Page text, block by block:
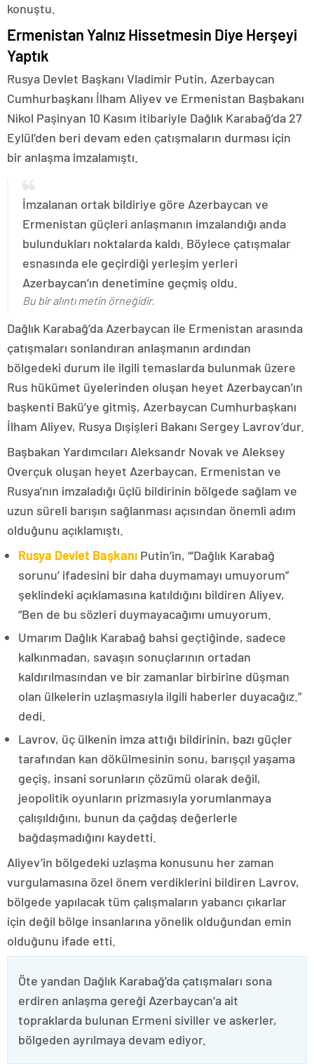
konuştu.
Ermenistan Yalnız Hissetmesin Diye Herşeyi
Yaptık
Rusya Devlet Başkanı Vladimir Putin, Azerbaycan
Cumhurbaşkanı İlham Aliyev ve Ermenistan Başbakanı
Nikol Paşinyan 10 Kasım itibariyle Dağlık Karabağ’da 27
Eylül’den beri devam eden çatışmaların durması için
bir anlaşma imzalamıştı.
İmzalanan ortak bildiriye göre Azerbaycan ve
Ermenistan güçleri anlaşmanın imzalandığı anda
bulundukları noktalarda kaldı. Böylece çatışmalar
esnasında ele geçirdiği yerleşim yerleri
Azerbaycan’ın denetimine geçmiş oldu.
Bu bir alıntı metin örneğidir.
Dağlık Karabağ’da Azerbaycan ile Ermenistan arasında
çatışmaları sonlandıran anlaşmanın ardından
bölgedeki durum ile ilgili temaslarda bulunmak üzere
Rus hükümet üyelerinden oluşan heyet Azerbaycan’ın
başkenti Bakü’ye gitmiş, Azerbaycan Cumhurbaşkanı
İlham Aliyev, Rusya Dışişleri Bakanı Sergey Lavrov’dur.
Başbakan Yardımcıları Aleksandr Novak ve Aleksey
Overçuk oluşan heyet Azerbaycan, Ermenistan ve
Rusya’nın imzaladığı üçlü bildirinin bölgede sağlam ve
uzun süreli barışın sağlanması açısından önemli adım
olduğunu açıklamıştı.
Rusya Devlet Başkanı Putin’in, “‘Dağlık Karabağ
sorunu’ ifadesini bir daha duymamayı umuyorum”
şeklindeki açıklamasına katıldığını bildiren Aliyev,
“Ben de bu sözleri duymayacağımı umuyorum.
Umarım Dağlık Karabağ bahsi geçtiğinde, sadece
kalkınmadan, savaşın sonuçlarının ortadan
kaldırılmasından ve bir zamanlar birbirine düşman
olan ülkelerin uzlaşmasıyla ilgili haberler duyacağız.”
dedi.
Lavrov, üç ülkenin imza attığı bildirinin, bazı güçler
tarafından kan dökülmesinin sonu, barışçıl yaşama
geçiş, insani sorunların çözümü olarak değil,
jeopolitik oyunların prizmasıyla yorumlanmaya
çalışıldığını, bunun da çağdaş değerlerle
bağdaşmadığını kaydetti.
Aliyev’in bölgedeki uzlaşma konusunu her zaman
vurgulamasına özel önem verdiklerini bildiren Lavrov,
bölgede yapılacak tüm çalışmaların yabancı çıkarlar
için değil bölge insanlarına yönelik olduğundan emin
olduğunu ifade etti.
Öte yandan Dağlık Karabağ’da çatışmaları sona
erdiren anlaşma gereği Azerbaycan’a ait
topraklarda bulunan Ermeni siviller ve askerler,
bölgeden ayrılmaya devam ediyor.